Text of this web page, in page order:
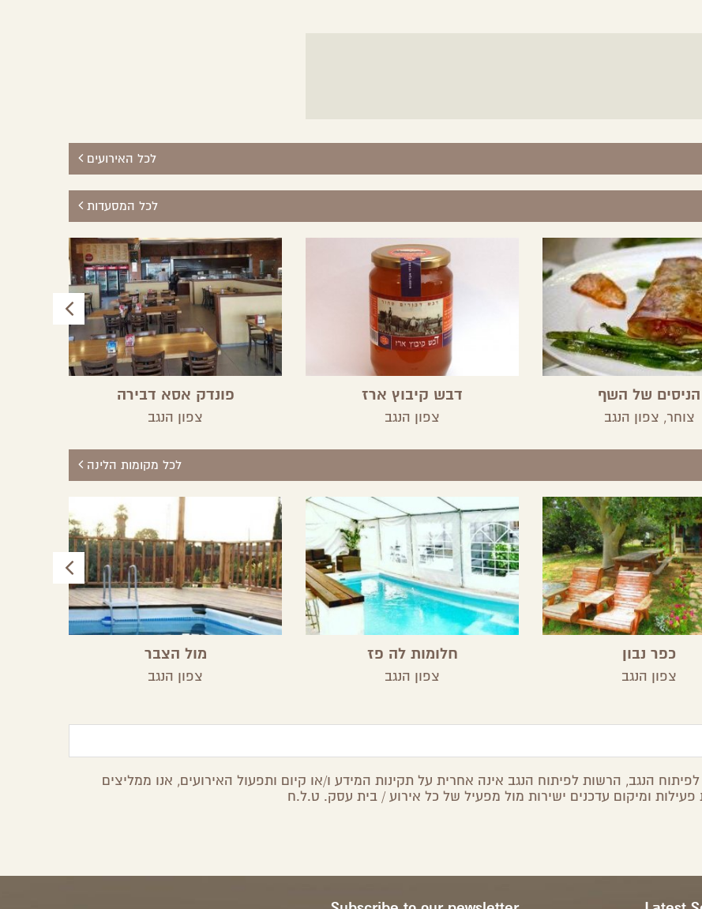
לכל האירועים
לכל המסעדות
הניסים של השף
צוחר, צפון הנגב
דבש קיבוץ ארז
צפון הנגב
פונדק אסא דבירה
צפון הנגב
לכל מקומות הלינה
כפר נבון
צפון הנגב
חלומות לה פז
צפון הנגב
מול הצבר
צפון הנגב
הנגב, הרשות לפיתוח הנגב אינה אחרית על תקינות המידע ו/או קיום ותפעול האירועים, אנו ממליצים
ומיקום עדכנים ישירות מול מפעיל של כל אירוע / בית עסק. ט.ל.ח